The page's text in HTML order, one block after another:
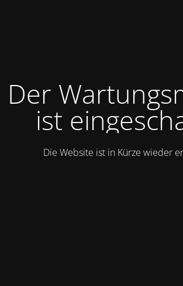
Der
ist
Die Website ist in Kürze wieder